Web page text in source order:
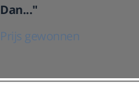
Dan..."
Prijs gewonnen